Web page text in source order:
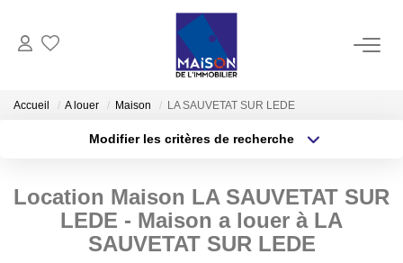
LOCATION
GESTION
ESTIMATION
Accueil A louer Maison LA SAUVETAT SUR LEDE
Modifier les critères de recherche
Sélectionnez...
Type de bien
Surface min
Location Maison LA SAUVETAT SUR
LEDE - Maison a louer à LA
SAUVETAT SUR LEDE